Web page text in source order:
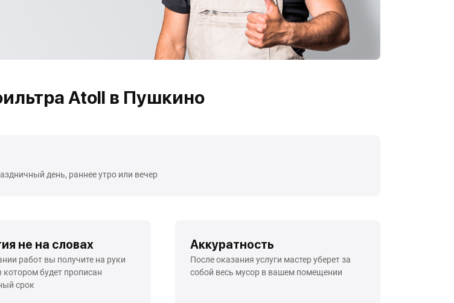
Atoll в Пушкино
день, раннее утро или вечер
не на словах
работ вы получите на руки
котором будет прописан
срок
Аккуратность
После оказания услуги мастер уберет за
собой весь мусор в вашем помещении